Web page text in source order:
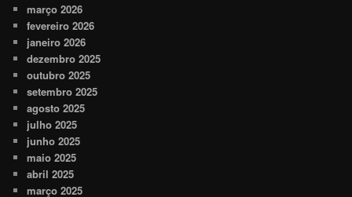
março 2026
fevereiro 2026
janeiro 2026
dezembro 2025
outubro 2025
setembro 2025
agosto 2025
julho 2025
junho 2025
maio 2025
abril 2025
março 2025